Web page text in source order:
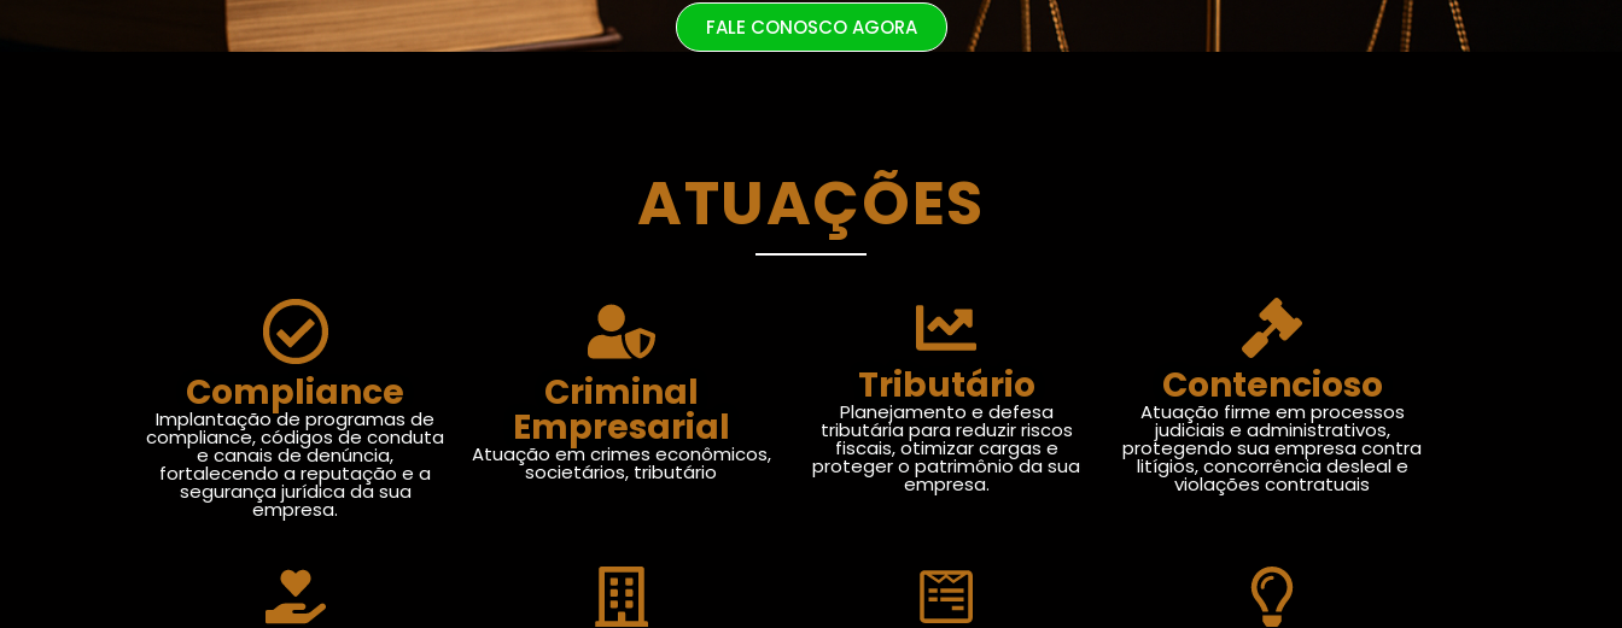
FALE CONOSCO AGORA
ATUAÇÕES
Compliance
Implantação de programas de
compliance, códigos de conduta
e canais de denúncia,
fortalecendo a reputação e a
segurança jurídica da sua
empresa.
Criminal
Empresarial
Atuação em crimes econômicos,
societários, tributário
Tributário
Planejamento e defesa
tributária para reduzir riscos
fiscais, otimizar cargas e
proteger o patrimônio da sua
empresa.
Contencioso
Atuação firme em processos
judiciais e administrativos,
protegendo sua empresa contra
litígios, concorrência desleal e
violações contratuais